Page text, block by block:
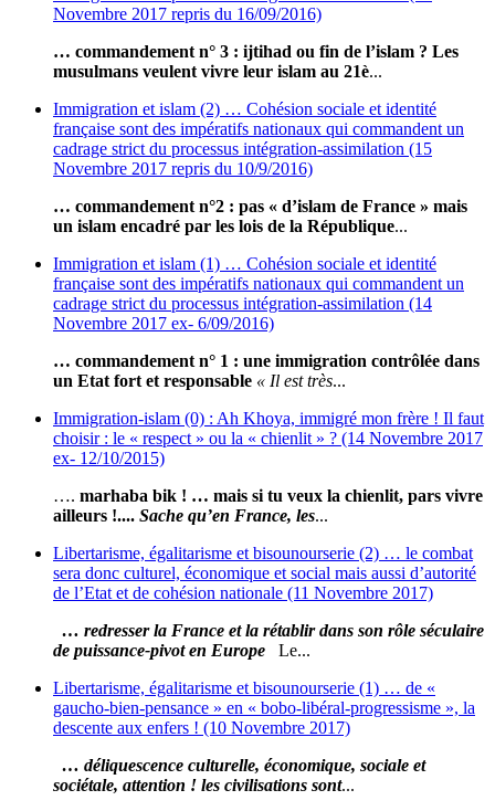
Novembre 2017 repris du 16/09/2016)
… commandement n° 3 : ijtihad ou fin de l’islam ? Les
musulmans veulent vivre leur islam au 21è...
Immigration et islam (2) … Cohésion sociale et identité
française sont des impératifs nationaux qui commandent un
cadrage strict du processus intégration-assimilation (15
Novembre 2017 repris du 10/9/2016)
… commandement n°2 : pas « d’islam de France » mais
un islam encadré par les lois de la République...
Immigration et islam (1) … Cohésion sociale et identité
française sont des impératifs nationaux qui commandent un
cadrage strict du processus intégration-assimilation (14
Novembre 2017 ex- 6/09/2016)
… commandement n° 1 : une immigration contrôlée dans
un Etat fort et responsable « Il est très...
Immigration-islam (0) : Ah Khoya, immigré mon frère ! Il faut
choisir : le « respect » ou la « chienlit » ? (14 Novembre 2017
ex- 12/10/2015)
…. marhaba bik ! … mais si tu veux la chienlit, pars vivre
ailleurs !.... Sache qu’en France, les...
Libertarisme, égalitarisme et bisounourserie (2) … le combat
sera donc culturel, économique et social mais aussi d’autorité
de l’Etat et de cohésion nationale (11 Novembre 2017)
… redresser la France et la rétablir dans son rôle séculaire
de puissance-pivot en Europe Le...
Libertarisme, égalitarisme et bisounourserie (1) … de «
gaucho-bien-pensance » en « bobo-libéral-progressisme », la
descente aux enfers ! (10 Novembre 2017)
… déliquescence culturelle, économique, sociale et
sociétale, attention ! les civilisations sont...